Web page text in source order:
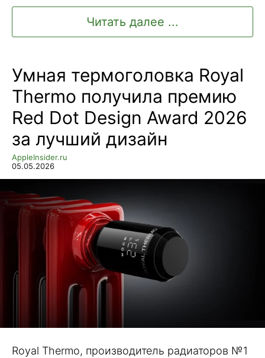
Читать далее ...
Умная термоголовка Royal
Thermo получила премию
Red Dot Design Award 2026
за лучший дизайн
AppleInsider.ru
05.05.2026
Royal Thermo, производитель радиаторов №1